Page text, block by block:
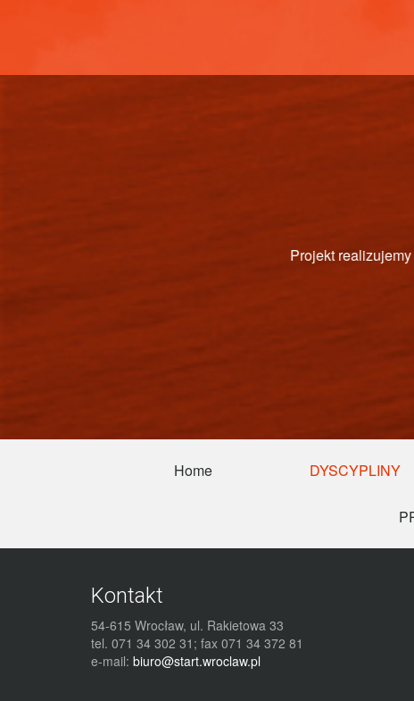
Home DYSCYPLINY
Kontakt
54-615 Wrocław, ul. Rakietowa 33
tel. 071 34 302 31; fax 071 34 372 81
e-mail: biuro@start.wroclaw.pl